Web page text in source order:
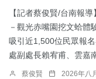
【記者蔡俊賢/台南報
－觀光赤嘴園挖文蛤體
吸引近1,500位民眾報
處副處長賴宥甫、雲嘉
蔡俊賢 2026年八